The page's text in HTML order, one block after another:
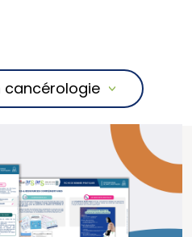
cancérologie